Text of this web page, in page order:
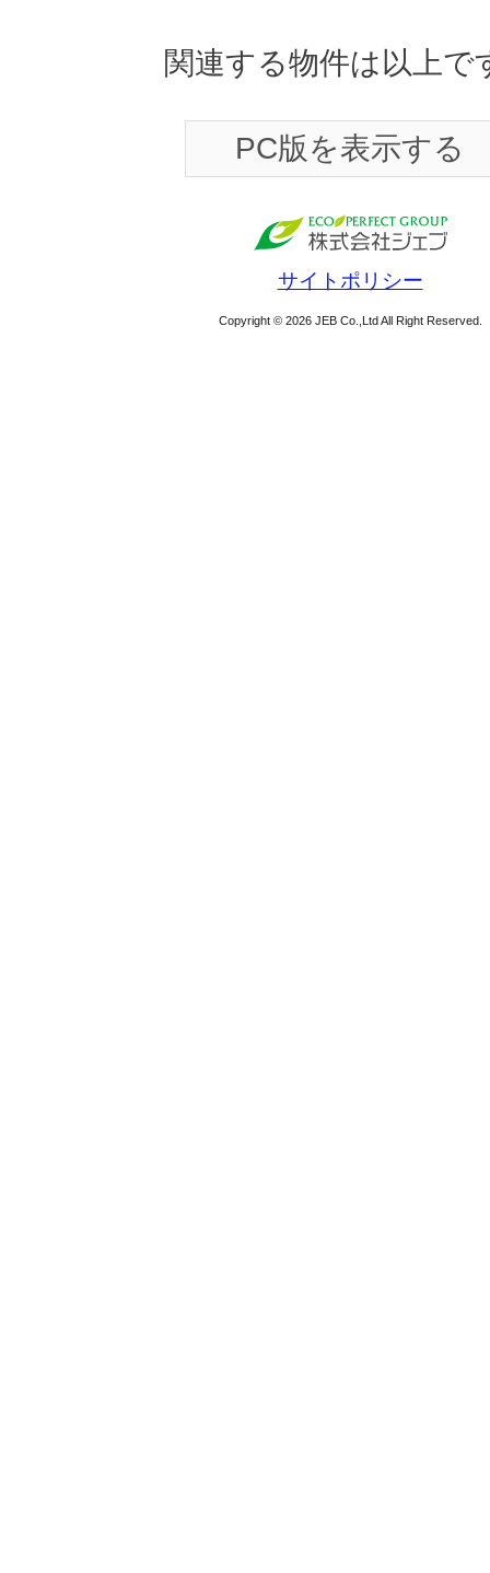
関連する物件は以上で
PC版を表示する
サイトポリシー
Copyright © 2026 JEB Co.,Ltd All Right Reserved.